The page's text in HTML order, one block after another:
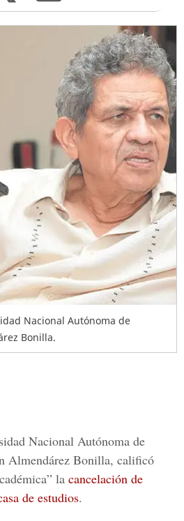
Nacional Autónoma de
Bonilla.
Nacional Autónoma de
Almendárez Bonilla, calificó
la cancelación de
de estudios.